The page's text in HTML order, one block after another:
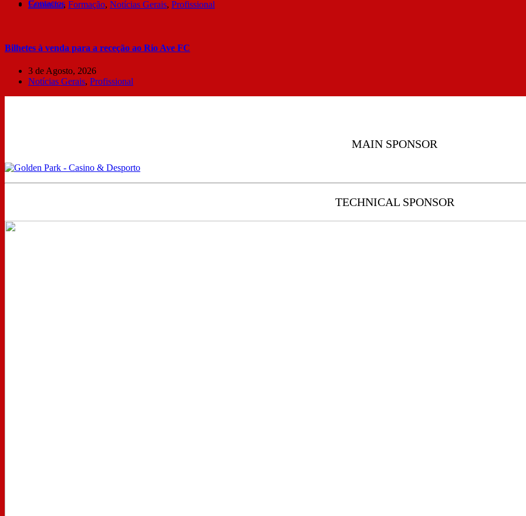
Contactos
Feminino, Formação, Notícias Gerais, Profissional
Bilhetes à venda para a receção ao Rio Ave FC
3 de Agosto, 2026
Notícias Gerais, Profissional
MAIN SPONSOR
TECHNICAL SPONSOR